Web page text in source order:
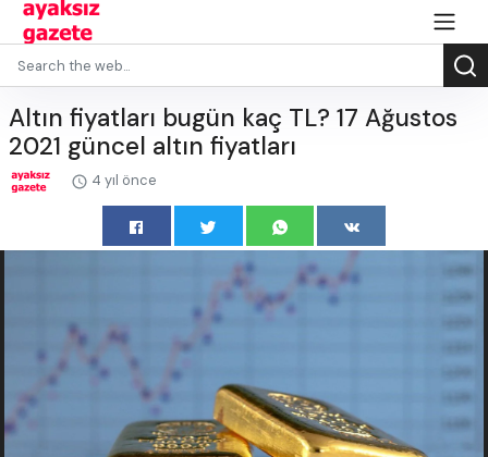
Altın fiyatları bugün kaç TL? 17 Ağustos
2021 güncel altın fiyatları
4 yıl önce